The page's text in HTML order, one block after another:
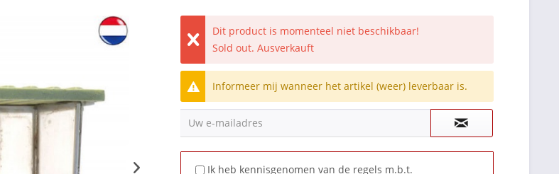
Dit product is momenteel niet beschikbaar!
Sold out. Ausverkauft
Informeer mij wanneer het artikel (weer) leverbaar is.
Uw e-mailadres
Ik heb kennisgenomen van de regels m.b.t.